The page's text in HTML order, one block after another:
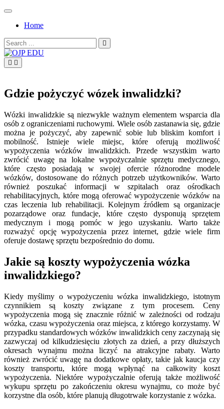
Skip
contentHome
Search
for:
Gdzie pożyczyć wózek inwalidzki?
Wózki inwalidzkie są niezwykle ważnym elementem wsparcia dla
osób z ograniczeniami ruchowymi. Wiele osób zastanawia się, gdzie
można je pożyczyć, aby zapewnić sobie lub bliskim komfort i
mobilność. Istnieje wiele miejsc, które oferują możliwość
wypożyczenia wózków inwalidzkich. Przede wszystkim warto
zwrócić uwagę na lokalne wypożyczalnie sprzętu medycznego,
które często posiadają w swojej ofercie różnorodne modele
wózków, dostosowane do różnych potrzeb użytkowników. Warto
również poszukać informacji w szpitalach oraz ośrodkach
rehabilitacyjnych, które mogą oferować wypożyczenie wózków na
czas leczenia lub rehabilitacji. Kolejnym źródłem są organizacje
pozarządowe oraz fundacje, które często dysponują sprzętem
medycznym i mogą pomóc w jego uzyskaniu. Warto także
rozważyć opcję wypożyczenia przez internet, gdzie wiele firm
oferuje dostawę sprzętu bezpośrednio do domu.
Jakie są koszty wypożyczenia wózka
inwalidzkiego?
Kiedy myślimy o wypożyczeniu wózka inwalidzkiego, istotnym
czynnikiem są koszty związane z tym procesem. Ceny
wypożyczenia mogą się znacznie różnić w zależności od rodzaju
wózka, czasu wypożyczenia oraz miejsca, z którego korzystamy. W
przypadku standardowych wózków inwalidzkich ceny zaczynają się
zazwyczaj od kilkudziesięciu złotych za dzień, a przy dłuższych
okresach wynajmu można liczyć na atrakcyjne rabaty. Warto
również zwrócić uwagę na dodatkowe opłaty, takie jak kaucja czy
koszty transportu, które mogą wpłynąć na całkowity koszt
wypożyczenia. Niektóre wypożyczalnie oferują także możliwość
wykupu sprzętu po zakończeniu okresu wynajmu, co może być
korzystne dla osób, które planują długotrwałe korzystanie z wózka.